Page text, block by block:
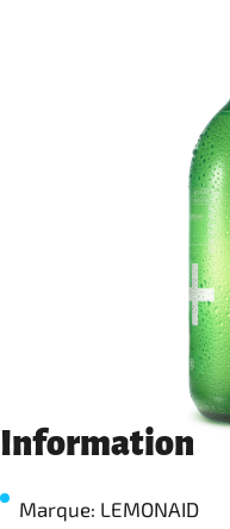
Information
Marque: LEMONAID